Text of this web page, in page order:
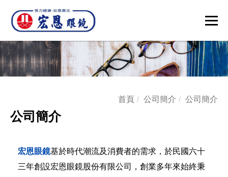
首頁 公司簡介 公司簡介
公司簡介
宏恩眼鏡基於時代潮流及消費者的需求，於民國六十
三年創設宏恩眼鏡股份有限公司，創業多年來始終秉